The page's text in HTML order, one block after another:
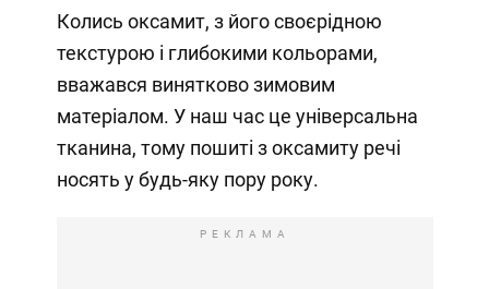
Колись оксамит, з його своєрідною
текстурою і глибокими кольорами,
вважався винятково зимовим
матеріалом. У наш час це універсальна
тканина, тому пошиті з оксамиту речі
носять у будь-яку пору року.
РЕКЛАМА